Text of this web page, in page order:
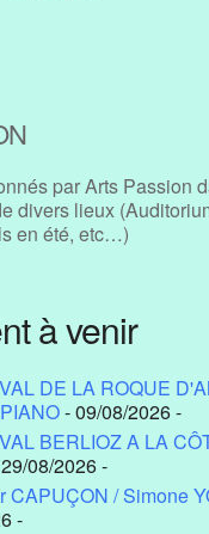
par Arts Passion
divers lieux
en été, etc…)
à venir
DE LA ROQUE
- 09/08/2026 -
BERLIOZ A LA
08/2026 -
CAPUÇON / Simone
-